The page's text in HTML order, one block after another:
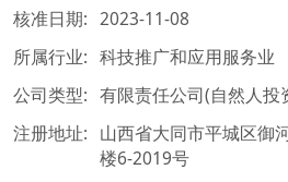
核准日期: 2023-11-08
所属行业: 科技推广和应用服务业
公司类型: 有限责任公司(自然人投
注册地址: 山西省大同市平城区御
楼6-2019号